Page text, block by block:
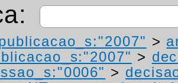
>
>
>